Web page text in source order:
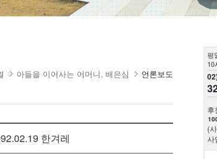
평
10
후
(
사
아들을 이어사는 어머니, 배은심 언론보도
한겨레